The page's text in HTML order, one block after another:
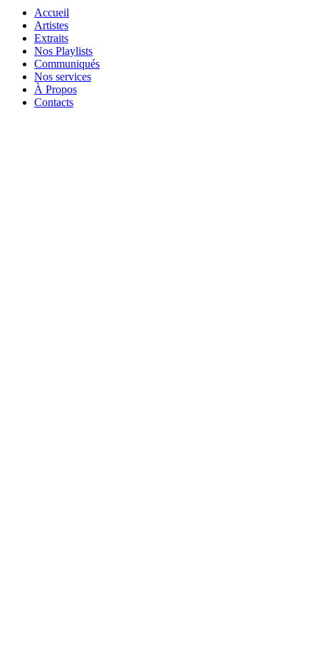
Accueil
Artistes
Extraits
Nos Playlists
Communiqués
Nos services
À Propos
Contacts